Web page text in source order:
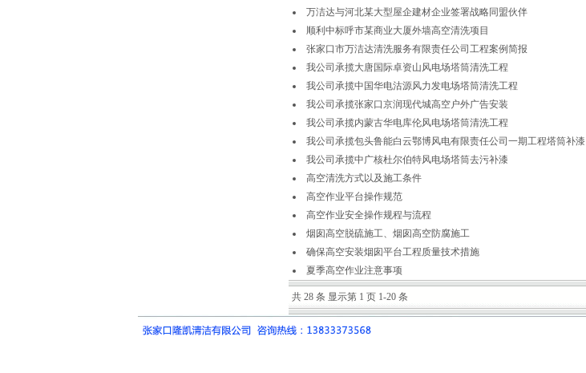
万洁达与河北某大型屋企建材企业签署战略同盟伙伴
顺利中标呼市某商业大厦外墙高空清洗项目
张家口市万洁达清洗服务有限责任公司工程案例简报
我公司承揽大唐国际卓资山风电场塔筒清洗工程
我公司承揽中国华电沽源风力发电场塔筒清洗工程
我公司承揽张家口京润现代城高空户外广告安装
我公司承揽内蒙古华电库伦风电场塔筒清洗工程
我公司承揽包头鲁能白云鄂博风电有限责任公司一期工程塔筒补漆
我公司承揽中广核杜尔伯特风电场塔筒去污补漆
高空清洗方式以及施工条件
高空作业平台操作规范
高空作业安全操作规程与流程
烟囱高空脱硫施工、烟囱高空防腐施工
确保高空安装烟囱平台工程质量技术措施
夏季高空作业注意事项
共 28 条 显示第 1 页 1-20 条